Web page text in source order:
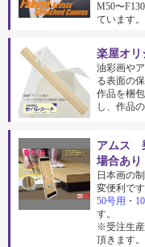
M50〜
ています。
楽屋オ
油彩画や
る表面の
作品を梱
し、作品
アムス
場合あり
日本画の
変便利です
50号用 ・
す。
※受注生産
頂きます。